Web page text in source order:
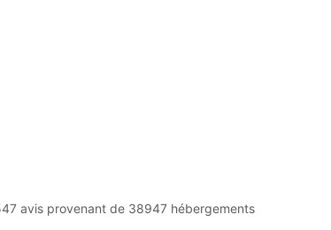
avis provenant de 38947 hébergements